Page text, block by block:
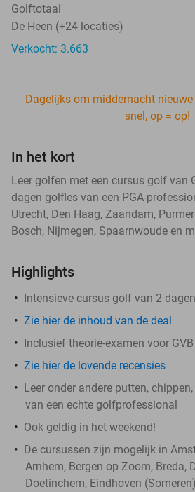
Golftotaal
De Heen (+24 locaties)
Verkocht: 3.663
Dagelijks om middernacht
snel, op = op!
In het kort
Leer golfen met een cursus golf van
dagen golfles van een PGA-
Utrecht, Den Haag, Zaandam,
Bosch, Nijmegen, Spaarnwoude en
Highlights
Intensieve cursus golf van 2 dagen
Zie hier de inhoud van de deal
Inclusief theorie-examen voor GVB
Zie hier de lovende recensies
Leer onder andere putten,
van een echte golfprofessional
Ook geldig in het weekend!
De cursussen zijn mogelijk in
Arnhem, Bergen op Zoom, Breda,
Doetinchem, Eindhoven